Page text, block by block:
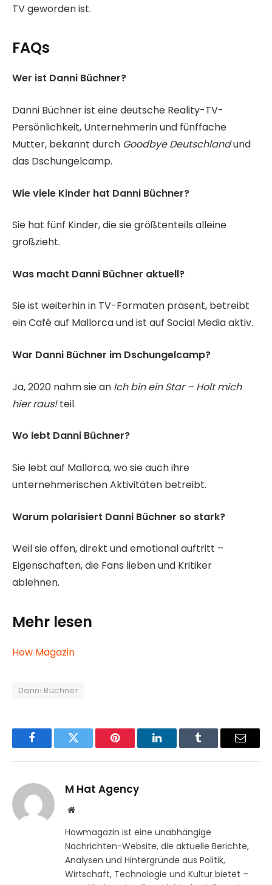
TV geworden ist.
FAQs
Wer ist Danni Büchner?
Danni Büchner ist eine deutsche Reality-TV-
Persönlichkeit, Unternehmerin und fünffache
Mutter, bekannt durch Goodbye Deutschlandund
das Dschungelcamp.
Wie viele Kinder hat Danni Büchner?
Sie hat fünf Kinder, die sie größtenteils alleine
großzieht.
Was macht Danni Büchner aktuell?
Sie ist weiterhin in TV-Formaten präsent, betreibt
ein Café auf Mallorca und ist auf Social Media aktiv.
War Danni Büchner im Dschungelcamp?
Ja, 2020 nahm sie an Ich bin ein Star – Holt mich
hier raus!teil.
Wo lebt Danni Büchner?
Sie lebt auf Mallorca, wo sie auch ihre
unternehmerischen Aktivitäten betreibt.
Warum polarisiert Danni Büchner so stark?
Weil sie offen, direkt und emotional auftritt –
Eigenschaften, die Fans lieben und Kritiker
ablehnen.
Mehr lesen
How Magazin
Danni Büchner
FacebookTwitter Pinterest LinkedInTumblr Email
M Hat Agency
Website
Howmagazin ist eine unabhängige
Nachrichten-Website, die aktuelle Berichte,
Analysen und Hintergründe aus Politik,
Wirtschaft, Technologie und Kultur bietet –